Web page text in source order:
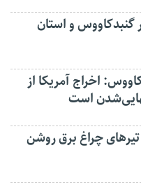
گنبدکاووس و استان
اخراج آمریکا از
است
چراغ برق روشن